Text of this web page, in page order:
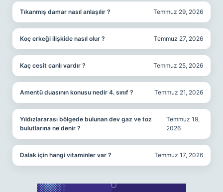
Tıkanmış damar nasıl anlaşılır ? Temmuz 29, 2026
Koç erkeği ilişkide nasıl olur ? Temmuz 27, 2026
Kaç cesit canlı vardır ? Temmuz 25, 2026
Amentü duasının konusu nedir 4. sınıf ? Temmuz 21, 2026
Yıldızlararası bölgede bulunan dev gaz ve toz
bulutlarına ne denir ?
Temmuz 19,
2026
Dalak için hangi vitaminler var ? Temmuz 17, 2026